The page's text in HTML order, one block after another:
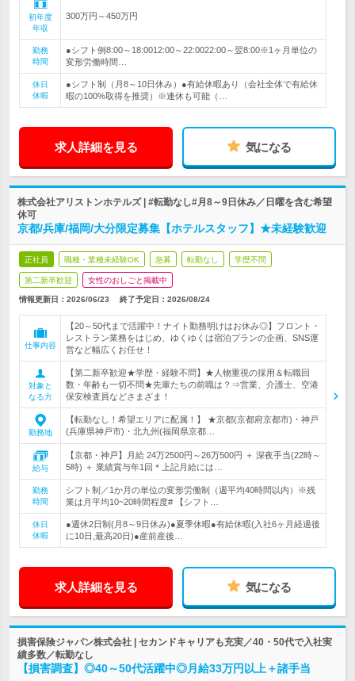
初年度
年収
300万円～450万円
勤務
時間
●シフト例8:00～18:0012:00～22:0022:00～翌8:00※1ヶ月単位の
変形労働時間…
休日
休暇
●シフト制（月8～10日休み）●有給休暇あり（会社全体で有給休
暇の100%取得を推奨）※連休も可能（…
求人詳細を見る 気になる
株式会社アリストンホテルズ | #転勤なし#月8～9日休み／日曜を含む希望
休可
京都/兵庫/福岡/大分限定募集【ホテルスタッフ】★未経験歓迎
正社員 職種・業種未経験OK 急募 転勤なし 学歴不問
第二新卒歓迎 女性のおしごと掲載中
情報更新日：2026/06/23 終了予定日： 2026/08/24
仕事内容
【20～50代まで活躍中！ナイト勤務明けはお休み◎】フロント・
レストラン業務をはじめ、ゆくゆくは宿泊プランの企画、SNS運
営など幅広くお任せ！
対象と
なる方
【第二新卒歓迎★学歴・経験不問】★人物重視の採用＆転職回
数・年齢も一切不問★先輩たちの前職は？⇒営業、介護士、空港
保安検査員などさまざま！
勤務地
【転勤なし！希望エリアに配属！】 ★京都(京都府京都市)・神戸
(兵庫県神戸市)・北九州(福岡県京都…
給与
【京都・神戸】月給 24万2500円～26万500円 ＋ 深夜手当(22時～
5時) ＋ 業績賞与年1回＊上記月給には…
勤務
時間
シフト制／1か月の単位の変形労働制（週平均40時間以内）※残
業は月平均10~20時間程度# 【シフト…
休日
休暇
●週休2日制(月8～9日休み)●夏季休暇●有給休暇(入社6ヶ月経過後
に10日,最高20日)●産前産後…
求人詳細を見る 気になる
損害保険ジャパン株式会社 | セカンドキャリアも充実／40・50代で入社実
績多数／転勤なし
【損害調査】◎40～50代活躍中◎月給33万円以上＋諸手当